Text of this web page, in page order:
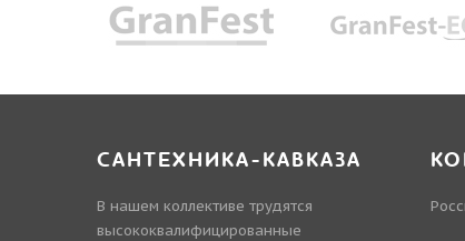
САНТЕХНИКА-КАВКАЗА
В нашем коллективе трудятся
высококвалифицированные